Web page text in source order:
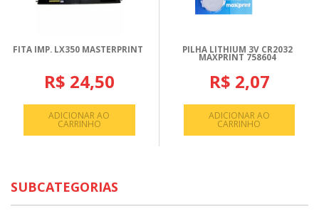
FITA IMP. LX350 MASTERPRINT
R$ 24,50
ADICIONAR AO
CARRINHO
PILHA LITHIUM 3V CR2032
MAXPRINT 758604
R$ 2,07
ADICIONAR AO
CARRINHO
SUBCATEGORIAS